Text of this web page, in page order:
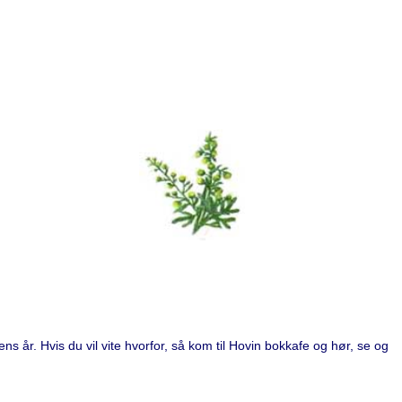
år. Hvis du vil vite hvorfor, så kom til Hovin bokkafe og hør, se og